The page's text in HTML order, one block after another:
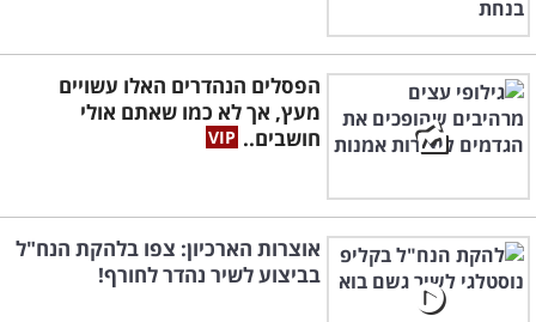
הפסלים הנהדרים האלו עשויים
מעץ, אך לא כמו שאתם אולי
חושבים..
אוצרות הארכיון: צפו בלהקת הנח"ל
בביצוע לשיר נהדר לחורף!